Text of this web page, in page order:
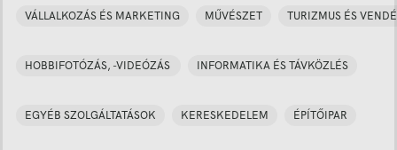
VÁLLALKOZÁS ÉS MARKETING MŰVÉSZET TURIZMUS ÉS
HOBBIFOTÓZÁS, -VIDEÓZÁS INFORMATIKA ÉS TÁVKÖZLÉS
EGYÉB SZOLGÁLTATÁSOK KERESKEDELEM ÉPÍTŐIPAR